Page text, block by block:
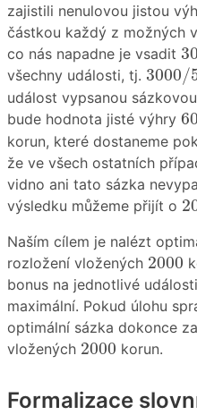
zajistili nenulovou jistou
částkou každý z možných
co nás napadne je vsadit
všechny události, tj. 3000/
3000/5
událost vypsanou
bude hodnota jisté výhry
korun, které dostaneme
že ve všech ostatních
vidno ani tato sázka
výsledku můžeme přijít o
Naším cílem je nalézt
rozložení vložených 2000
2000
bonus na jednotlivé
maximální. Pokud úlohu
optimální sázka dokonce
vložených 2000
2000korun.
Formalizace